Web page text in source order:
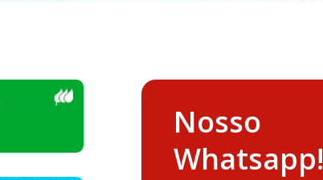
Nosso
Whatsapp!